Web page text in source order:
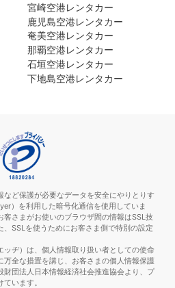
宮崎空港レンタカー
鹿児島空港レンタカー
奄美空港レンタカー
那覇空港レンタカー
石垣空港レンタカー
下地島空港レンタカー
ど保護が必要なデータを安全にやりとりす
）を利用した暗号化通信を使用していま
さまがお使いのブラウザ間の情報はSSL技
SSLを使うためにお客さま側で特別の設定
ッヂ）は、個人情報取り扱い者としての使命
万全な措置を講じ、お客さまの個人情報保護
財団法人日本情報経済社会推進協会より、プ
います。